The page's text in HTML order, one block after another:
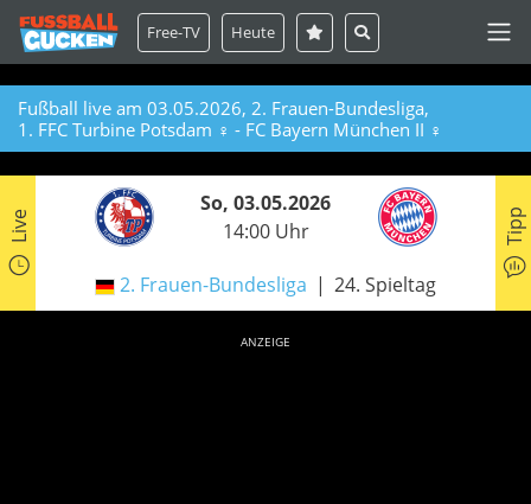
Free-TV Heute
Fußball live am 03.05.2026, 2. Frauen-Bundesliga,
1. FFC Turbine Potsdam ♀ - FC Bayern München II ♀
Live
So, 03.05.2026
14:00 Uhr
2. Frauen-Bundesliga 24. Spieltag
Tipp
ANZEIGE